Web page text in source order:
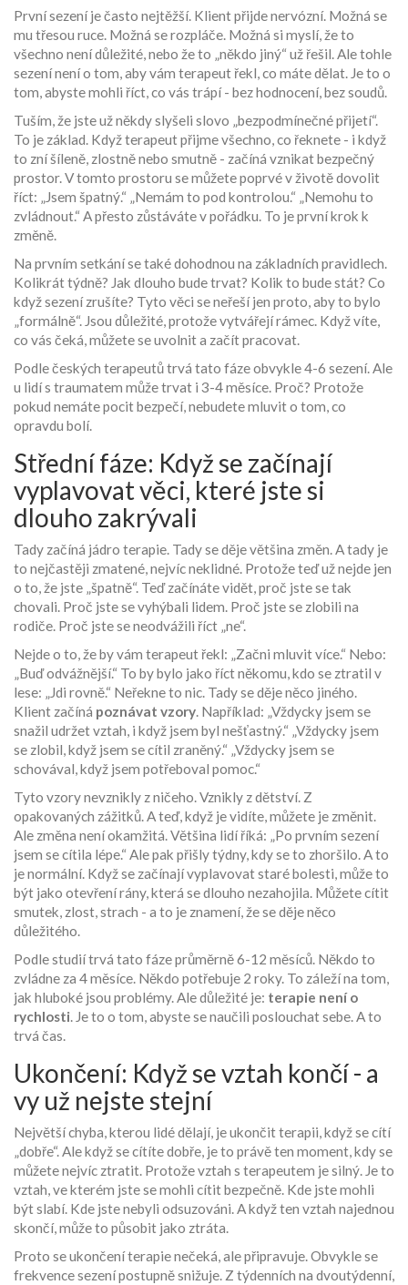
První sezení je často nejtěžší. Klient přijde nervózní. Možná se
mu třesou ruce. Možná se rozpláče. Možná si myslí, že to
všechno není důležité, nebo že to „někdo jiný“ už řešil. Ale tohle
sezení není o tom, aby vám terapeut řekl, co máte dělat. Je to o
tom, abyste mohli říct, co vás trápí - bez hodnocení, bez soudů.
Tuším, že jste už někdy slyšeli slovo „bezpodmínečné přijetí“.
To je základ. Když terapeut přijme všechno, co řeknete - i když
to zní šíleně, zlostně nebo smutně - začíná vznikat bezpečný
prostor. V tomto prostoru se můžete poprvé v životě dovolit
říct: „Jsem špatný.“ „Nemám to pod kontrolou.“ „Nemohu to
zvládnout.“ A přesto zůstáváte v pořádku. To je první krok k
změně.
Na prvním setkání se také dohodnou na základních pravidlech.
Kolikrát týdně? Jak dlouho bude trvat? Kolik to bude stát? Co
když sezení zrušíte? Tyto věci se neřeší jen proto, aby to bylo
„formálně“. Jsou důležité, protože vytvářejí rámec. Když víte,
co vás čeká, můžete se uvolnit a začít pracovat.
Podle českých terapeutů trvá tato fáze obvykle 4-6 sezení. Ale
u lidí s traumatem může trvat i 3-4 měsíce. Proč? Protože
pokud nemáte pocit bezpečí, nebudete mluvit o tom, co
opravdu bolí.
Střední fáze: Když se začínají
vyplavovat věci, které jste si
dlouho zakrývali
Tady začíná jádro terapie. Tady se děje většina změn. A tady je
to nejčastěji zmatené, nejvíc neklidné. Protože teď už nejde jen
o to, že jste „špatně“. Teď začínáte vidět, proč jste se tak
chovali. Proč jste se vyhýbali lidem. Proč jste se zlobili na
rodiče. Proč jste se neodvážili říct „ne“.
Nejde o to, že by vám terapeut řekl: „Začni mluvit více.“ Nebo:
„Buď odvážnější.“ To by bylo jako říct někomu, kdo se ztratil v
lese: „Jdi rovně.“ Neřekne to nic. Tady se děje něco jiného.
Klient začíná poznávat vzory. Například: „Vždycky jsem se
snažil udržet vztah, i když jsem byl nešťastný.“ „Vždycky jsem
se zlobil, když jsem se cítil zraněný.“ „Vždycky jsem se
schovával, když jsem potřeboval pomoc.“
Tyto vzory nevznikly z ničeho. Vznikly z dětství. Z
opakovaných zážitků. A teď, když je vidíte, můžete je změnit.
Ale změna není okamžitá. Většina lidí říká: „Po prvním sezení
jsem se cítila lépe.“ Ale pak přišly týdny, kdy se to zhoršilo. A to
je normální. Když se začínají vyplavovat staré bolesti, může to
být jako otevření rány, která se dlouho nezahojila. Můžete cítit
smutek, zlost, strach - a to je znamení, že se děje něco
důležitého.
Podle studií trvá tato fáze průměrně 6-12 měsíců. Někdo to
zvládne za 4 měsíce. Někdo potřebuje 2 roky. To záleží na tom,
jak hluboké jsou problémy. Ale důležité je: terapie není o
rychlosti. Je to o tom, abyste se naučili poslouchat sebe. A to
trvá čas.
Ukončení: Když se vztah končí - a
vy už nejste stejní
Největší chyba, kterou lidé dělají, je ukončit terapii, když se cítí
„dobře“. Ale když se cítíte dobře, je to právě ten moment, kdy se
můžete nejvíc ztratit. Protože vztah s terapeutem je silný. Je to
vztah, ve kterém jste se mohli cítit bezpečně. Kde jste mohli
být slabí. Kde jste nebyli odsuzováni. A když ten vztah najednou
skončí, může to působit jako ztráta.
Proto se ukončení terapie nečeká, ale připravuje. Obvykle se
frekvence sezení postupně snižuje. Z týdenních na dvoutýdenní,